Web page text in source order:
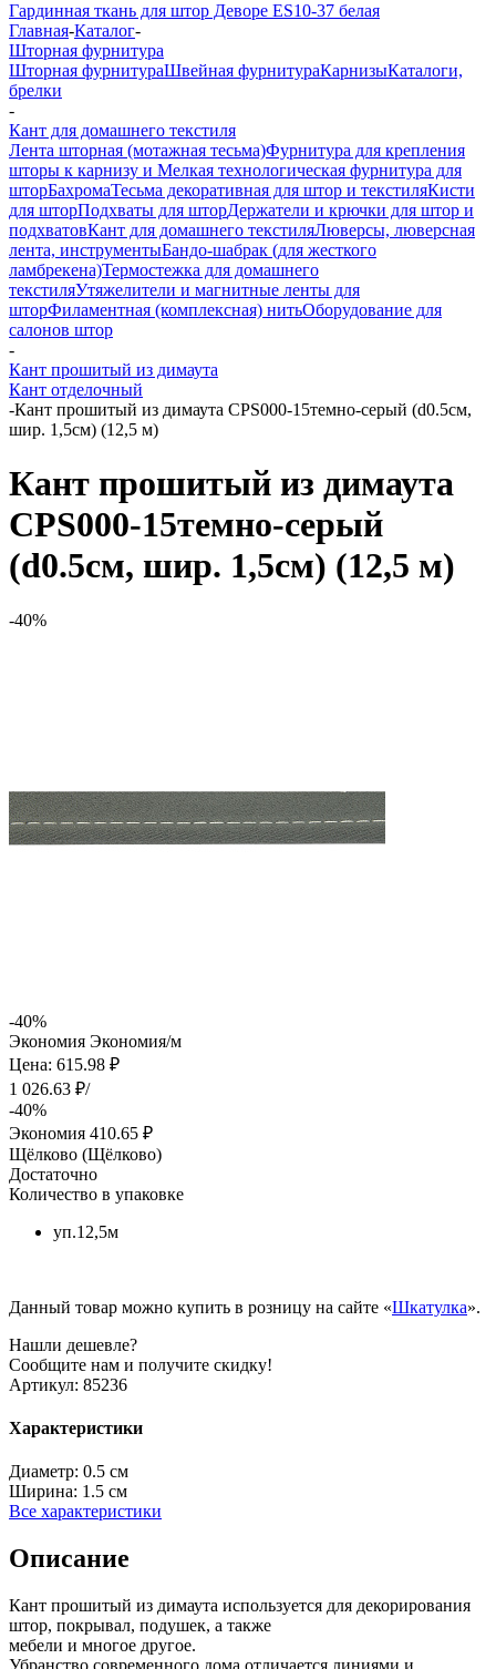
Гардинная ткань для штор Деворе ES10-37 белая
Главная-Каталог-
Шторная фурнитура
Шторная фурнитураШвейная фурнитураКарнизыКаталоги,
брелки
-
Кант для домашнего текстиля
Лента шторная (мотажная тесьма)Фурнитура для крепления
шторы к карнизу и Мелкая технологическая фурнитура для
шторБахромаТесьма декоративная для штор и текстиляКисти
для шторПодхваты для шторДержатели и крючки для штор и
подхватовКант для домашнего текстиляЛюверсы, люверсная
лента, инструментыБандо-шабрак (для жесткого
ламбрекена)Термостежка для домашнего
текстиляУтяжелители и магнитные ленты для
шторФиламентная (комплексная) нитьОборудование для
салонов штор
-
Кант прошитый из димаута
Кант отделочный
-Кант прошитый из димаута CPS000-15темно-серый (d0.5см,
шир. 1,5см) (12,5 м)
Кант прошитый из димаута
CPS000-15темно-серый
(d0.5см, шир. 1,5см) (12,5 м)
-40%
-40%
Экономия Экономия/м
Цена: 615.98 ₽
1 026.63 ₽/
-40%
Экономия 410.65 ₽
Щёлково (Щёлково)
Достаточно
Количество в упаковке
уп.12,5м
Данный товар можно купить в розницу на сайте «Шкатулка».
Нашли дешевле?
Сообщите нам и получите скидку!
Артикул: 85236
Характеристики
Диаметр: 0.5 см
Ширина: 1.5 см
Все характеристики
Описание
Кант прошитый из димаута используется для декорирования
штор, покрывал, подушек, а также
мебели и многое другое.